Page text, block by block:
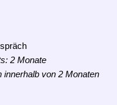
2 Monate
von 2 Monaten